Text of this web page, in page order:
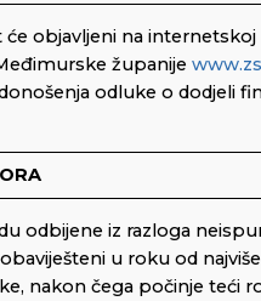
objavljeni na internetskoj
županije
odluke o dodjeli
odbijene iz razloga
u roku od
nakon čega počinje teći